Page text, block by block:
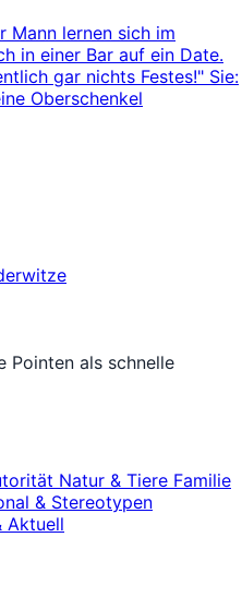
Mann lernen sich im
in einer Bar auf ein Date.
gar nichts Festes!" Sie:
Oberschenkel
Pointen als schnelle
Natur & Tiere Familie
& Stereotypen
Aktuell